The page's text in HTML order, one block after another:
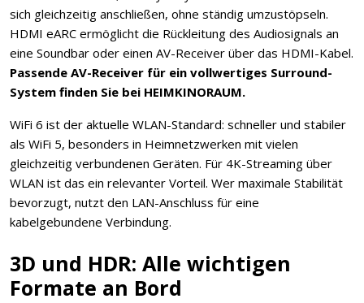
sich gleichzeitig anschließen, ohne ständig umzustöpseln.
HDMI eARC ermöglicht die Rückleitung des Audiosignals an
eine Soundbar oder einen AV-Receiver über das HDMI-Kabel.
Passende AV-Receiver für ein vollwertiges Surround-
System finden Sie bei HEIMKINORAUM.
WiFi 6 ist der aktuelle WLAN-Standard: schneller und stabiler
als WiFi 5, besonders in Heimnetzwerken mit vielen
gleichzeitig verbundenen Geräten. Für 4K-Streaming über
WLAN ist das ein relevanter Vorteil. Wer maximale Stabilität
bevorzugt, nutzt den LAN-Anschluss für eine
kabelgebundene Verbindung.
3D und HDR: Alle wichtigen
Formate an Bord